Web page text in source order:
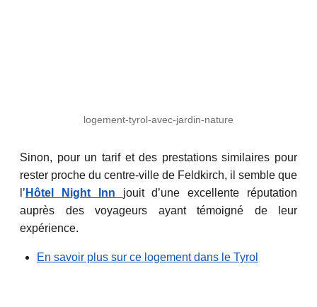
logement-tyrol-avec-jardin-nature
Sinon, pour un tarif et des prestations similaires pour
rester proche du centre-ville de Feldkirch, il semble que
l’ Hôtel Night Inn jouit d’une excellente réputation
auprès des voyageurs ayant témoigné de leur
expérience.
En savoir plus sur ce logement dans le Tyrol